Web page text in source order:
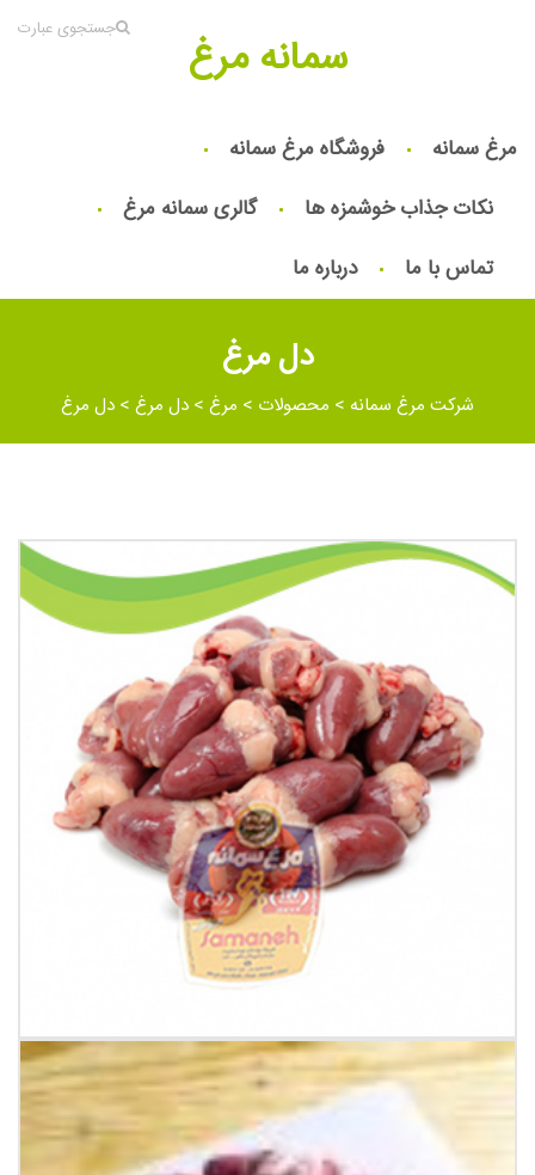
جستجوی عبارت سمانه مرغ
مرغ سمانه
فروشگاه مرغ سمانه
نکات جذاب خوشمزه ها
گالری سمانه مرغ
تماس با ما
درباره ما
دل مرغ
شرکت مرغ سمانه > محصولات > مرغ > دل مرغ > دل مرغ